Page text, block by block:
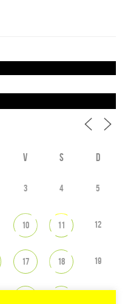
V S D
3 4 5
10 11 12
17 18 19